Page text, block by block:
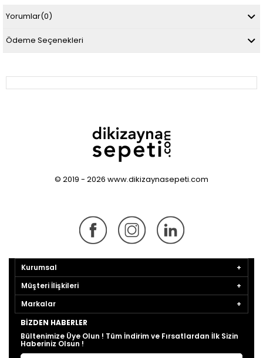
Yorumlar(0)
Ödeme Seçenekleri
© 2019 - 2026 www.dikizaynasepeti.com
Kurumsal
Müşteri İlişkileri
Markalar
BIZDEN HABERLER
Bültenimize Üye Olun ! Tüm İndirim ve Fırsatlardan İlk Sizin
Haberiniz Olsun !